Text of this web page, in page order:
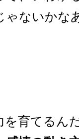
ゃないかな
を育てるん